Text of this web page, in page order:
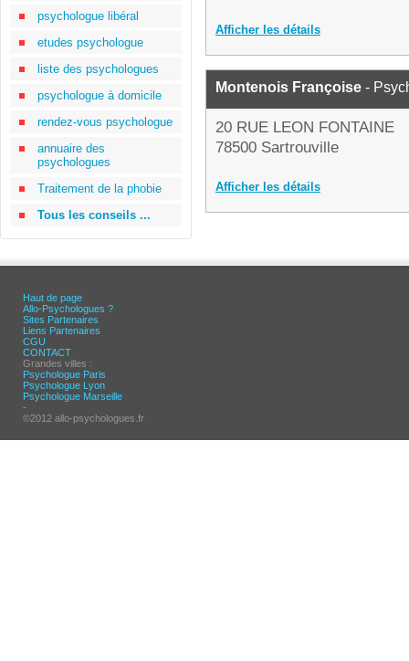
psychologue libéral
etudes psychologue
liste des psychologues
psychologue à domicile
rendez-vous psychologue
annuaire des
psychologues
Traitement de la phobie
Tous les conseils ...
Afficher les détails
Montenois Françoise -
20 RUE LEON FONTAINE
78500 Sartrouville
Afficher les détails
Haut de page
Allo-Psychologues ?
Sites Partenaires
Liens Partenaires
CGU
CONTACT
Grandes villes :
Psychologue Paris
Psychologue Lyon
Psychologue Marseille
-
©2012 allo-psychologues.fr